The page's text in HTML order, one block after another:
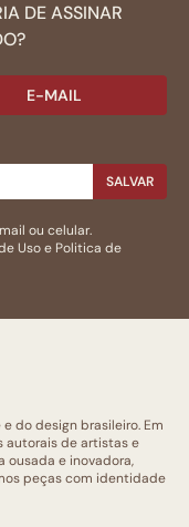
DE ASSINAR
E-MAIL
SALVAR
ou celular.
Usoe Politica de
do design brasileiro. Em
autorais de artistas e
ousada e inovadora,
peças com identidade